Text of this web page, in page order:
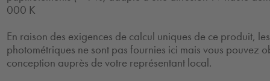
000 K
En raison des exigences de calcul uniques de ce produit,
photométriques ne sont pas fournies ici mais vous pouvez
conception auprès de votre représentant local.